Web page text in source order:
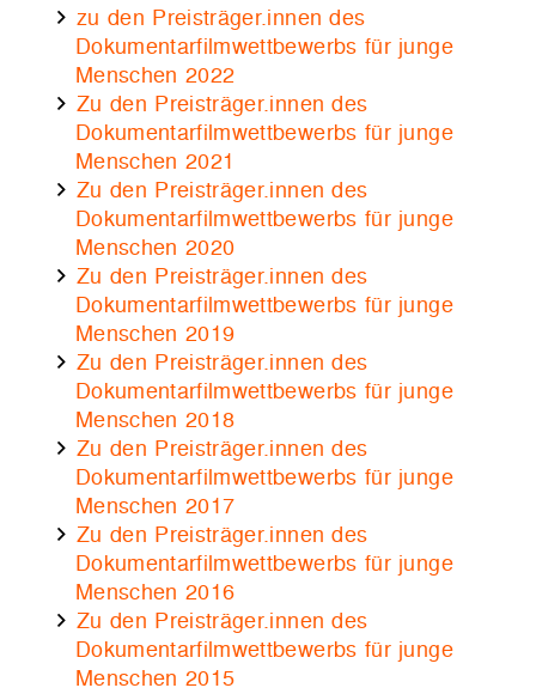
zu den Preisträger.innen des
Dokumentarfilmwettbewerbs für junge
Menschen 2022
Zu den Preisträger.innen des
Dokumentarfilmwettbewerbs für junge
Menschen 2021
Zu den Preisträger.innen des
Dokumentarfilmwettbewerbs für junge
Menschen 2020
Zu den Preisträger.innen des
Dokumentarfilmwettbewerbs für junge
Menschen 2019
Zu den Preisträger.innen des
Dokumentarfilmwettbewerbs für junge
Menschen 2018
Zu den Preisträger.innen des
Dokumentarfilmwettbewerbs für junge
Menschen 2017
Zu den Preisträger.innen des
Dokumentarfilmwettbewerbs für junge
Menschen 2016
Zu den Preisträger.innen des
Dokumentarfilmwettbewerbs für junge
Menschen 2015